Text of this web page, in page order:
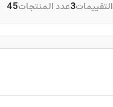
التقييمات3عدد المنتجات45